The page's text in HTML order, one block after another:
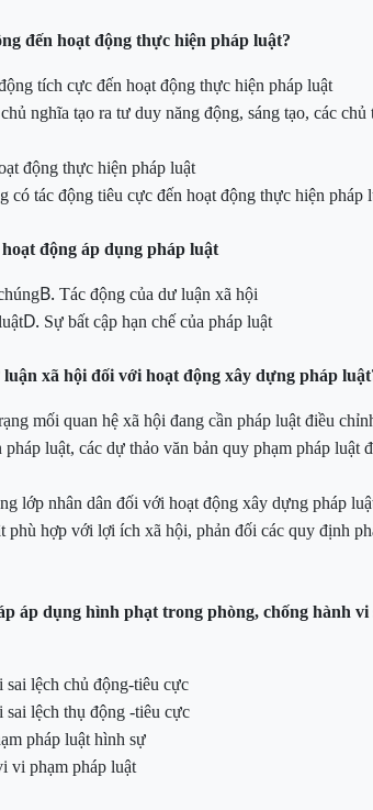
đến hoạt động thực hiện pháp luật?
tích cực đến hoạt động thực hiện pháp luật
nghĩa tạo ra tư duy năng động, sáng tạo, các chủ
động thực hiện pháp luật
có tác động tiêu cực đến hoạt động thực hiện pháp
động áp dụng pháp luật
B. Tác động của dư luận xã hội
D. Sự bất cập hạn chế của pháp luật
xã hội đối với hoạt động xây dựng pháp
mối quan hệ xã hội đang cần pháp luật điều
pháp luật, các dự thảo văn bản quy phạm pháp luật
lớp nhân dân đối với hoạt động xây dựng pháp
phù hợp với lợi ích xã hội, phản đối các quy định
áp dụng hình phạt trong phòng, chống hành vi
lệch chủ động-tiêu cực
lệch thụ động -tiêu cực
pháp luật hình sự
vi phạm pháp luật